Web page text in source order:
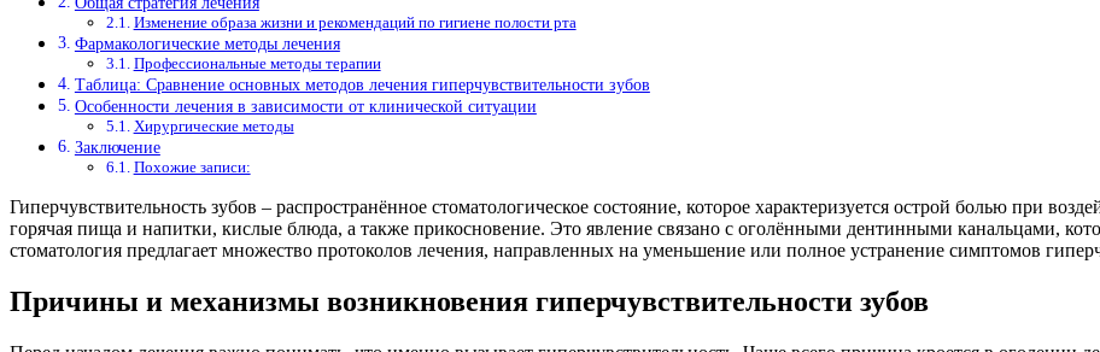
Изменение образа жизни и рекомендаций по гигиене полости рта
Фармакологические методы лечения
Профессиональные методы терапии
Таблица: Сравнение основных методов лечения гиперчувствительности зубов
Особенности лечения в зависимости от клинической ситуации
Хирургические методы
Заключение
Похожие записи:
Гиперчувствительность зубов – распространённое стоматологическое состояние, которое характеризуется острой болью при
горячая пища и напитки, кислые блюда, а также прикосновение. Это явление связано с оголёнными дентинными канальцами,
стоматология предлагает множество протоколов лечения, направленных на уменьшение или полное устранение симптомов
Причины и механизмы возникновения гиперчувствительности зубов